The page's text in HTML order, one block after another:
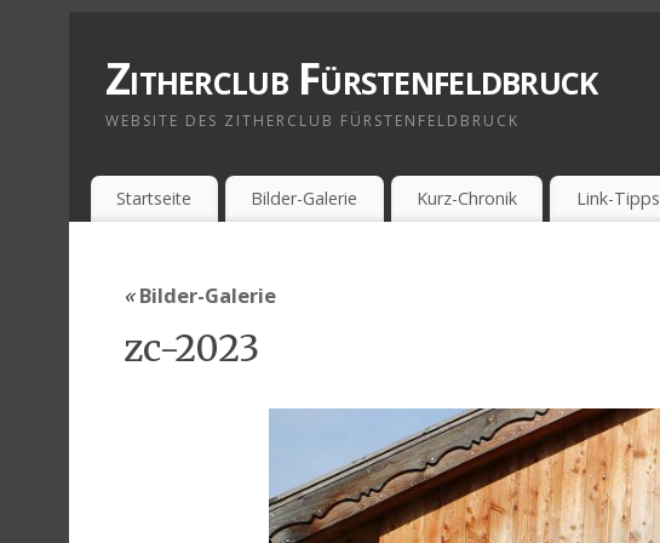
Zitherclub Fürstenfeldbruck
WEBSITE DES ZITHERCLUB FÜRSTENFELDBRUCK
Startseite Bilder-Galerie Kurz-Chronik Link-Tipps
«Bilder-Galerie
zc-2023